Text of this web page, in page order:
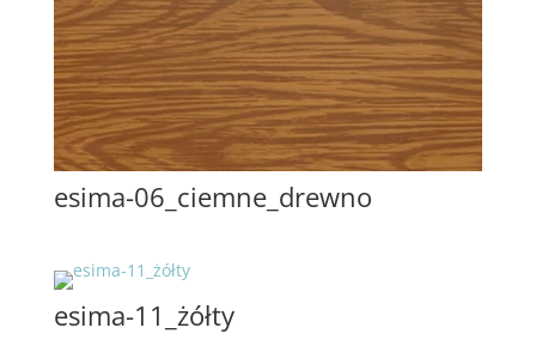
esima-06_ciemne_drewno
esima-11_żółty